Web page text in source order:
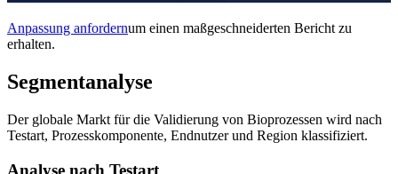
Anpassung anfordernum einen maßgeschneiderten Bericht zu
erhalten.
Segmentanalyse
Der globale Markt für die Validierung von Bioprozessen wird nach
Testart, Prozesskomponente, Endnutzer und Region klassifiziert.
Analyse nach Testart